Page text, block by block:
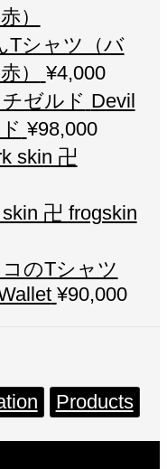
Tシャツ（バ
）
¥4,000
Devil
¥98,000
卍 frogskin
コのTシャツ
¥90,000
Products